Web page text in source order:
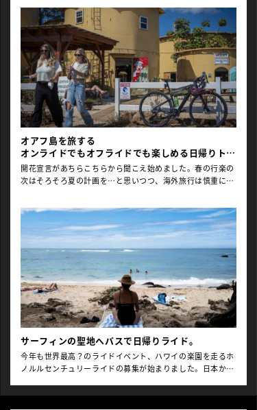
す。車なら数秒で通り過ぎる景色も、ペダルを踏む速度なら
風の匂いや波の音まで身体に残る。ハワイのスポーツイベン
トの顔である「ホノルルセンチュリーライド（以下、
HCR）」が40年以上にわたり世界中のサイクリストを惹きつ
ける理由は、160kmを完走することではなく、「自転車だか
ら楽しめるオアフ島の旅」にあるのかもしれません。 コース
には、思わず足を止めたくなる場所がいくつもあります。ま
ずは夜明け直後に現れるダイヤモンドヘッド。朝焼けに染ま
る海を横目に走る時間は、このイベントだけの珠玉のタイム
ゾーン。早朝から岬に向かってペダルを漕いだ先に現れるサ
ンライズの瞬間は、車では味わえない日の出との邂逅の時
間。 約20km地点のサンディビーチでは、豪快な波音ととも
に最初のエイドステーションを楽しめます。ハワイ名物のマ
ラサダを頬張り、海を眺めるのも至福の時間。40kmコース
選択のライダーはここで折り返しです。エイドステーション
として知られるマカプウ岬。眼下には何色もの青が重なる太
平洋が広がり、多くのライダーが何回訪れても自転車を止め
てシャッターを切ってしまうポイント。ここからは眼下に海
を眺めながらの絶好のスライダーチャンス！ さらに坂を越え
ると、景色は一変。海岸線から緑深いワイマナロ周辺へ入
り、木陰が続く穏やかな道を進みます。地元住 […]
オアフ島を旅する
オンライドでもオフライドでも楽しめる日帰りトリ
ップへ！
開花宣言があちらこちらから聞こえ始めました。春の行楽の
次はそろそろ夏の計画を…と思いつつ、海外旅行は慎重にな
ツは平和な世界で楽しめることを、桜を眺めながら感じる今
日この頃です。 今年のホノルルセンチュリーライド（以下、
HCR）は9月のシルバーウィーク（9/19土〜23水）後の木金
を挟んだ週末（9/27日）に開催されます。長い休暇が取れた
らラッキー！編集部のおすすめは、ホノルルから気軽に足を
伸ばせローカルなハワイが満喫できる「ノースショア」エリ
ア。第一弾に続き、常連ライダーさん＆編集部のノースショ
アトリップをお届けします。 ＊Global Ride編集部では2026
年3月に発生したハレイワの被災に心を寄せつつ、一日も早
い復興と美しい島の日常が戻ることを願っています。 目次
１ たった$2.5の公共バスでのんびり観光トリップ
Text&Photo by Naohiko MatsumotoHCR常連ライダーの
Matsumotoさんが友人と共に出かける、たった$2.5の公共
バスのぶらり日帰り旅。シニアHOLOカードと翻訳ソフトを
サーフィンの聖地へバスで日帰りライド。
今年も世界最高？のライドイベント、ハワイの楽園を走るホ
ノルルセンチュリーライドの募集が始まりました。日本から
（以下、HCR）は今年で43回目の開催を迎えます。３度目の